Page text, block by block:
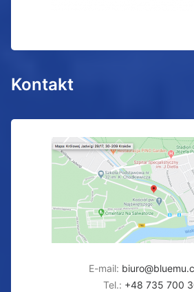
Kontakt
E-mail:
Tel.: +48 735 700